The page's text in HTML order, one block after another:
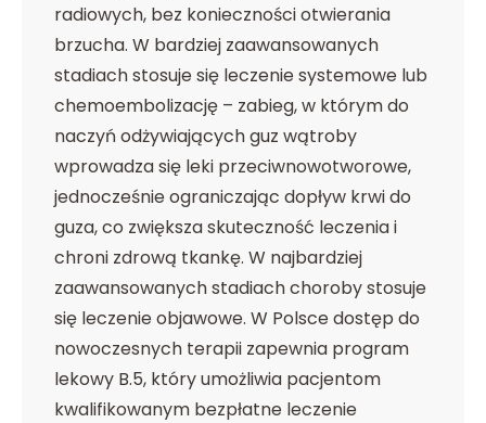
radiowych, bez konieczności otwierania
brzucha. W bardziej zaawansowanych
stadiach stosuje się leczenie systemowe lub
chemoembolizację – zabieg, w którym do
naczyń odżywiających guz wątroby
wprowadza się leki przeciwnowotworowe,
jednocześnie ograniczając dopływ krwi do
guza, co zwiększa skuteczność leczenia i
chroni zdrową tkankę. W najbardziej
zaawansowanych stadiach choroby stosuje
się leczenie objawowe. W Polsce dostęp do
nowoczesnych terapii zapewnia program
lekowy B.5, który umożliwia pacjentom
kwalifikowanym bezpłatne leczenie